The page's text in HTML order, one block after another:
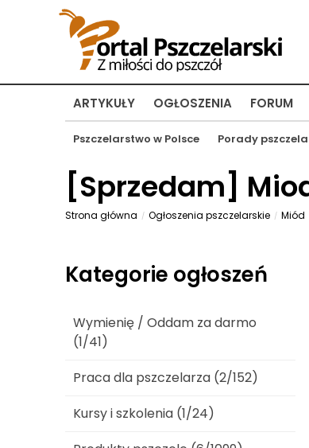
ARTYKUŁY
Pszczelarstwo w Polsce Porady
OGŁOSZENIA FORUM
[Sprzedam]
Strona główna Ogłoszenia pszczelarskie Miód
Kategorie ogłoszeń
Wymienię / Oddam za darmo
(1/41)
Praca dla pszczelarza (2/152)
Kursy i szkolenia (1/24)